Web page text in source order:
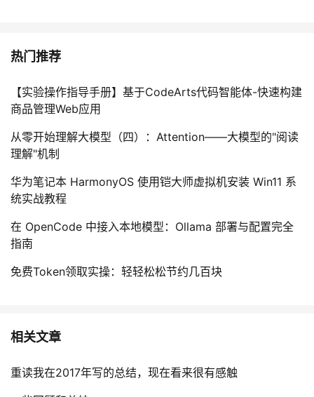
热门推荐
【实验操作指导手册】基于CodeArts代码智能体-快速构建
商品管理Web应用
从零开始理解大模型（四）：Attention——大模型的"阅读
理解"机制
华为笔记本 HarmonyOS 使用铠大师虚拟机安装 Win11 系
统实战教程
在 OpenCode 中接入本地模型：Ollama 部署与配置完全
指南
免费Token领取实操：轻轻松松节约几百块
相关文章
重读我在2017年写的总结，现在看来很有感触